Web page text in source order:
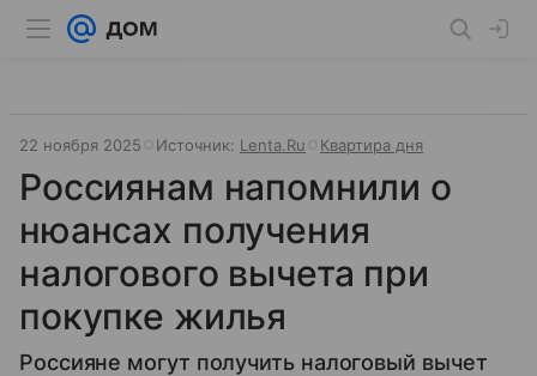
22 ноября 2025 Источник: Lenta.Ru Квартира дня
Россиянам напомнили о
нюансах получения
налогового вычета при
покупке жилья
Россияне могут получить налоговый вычет